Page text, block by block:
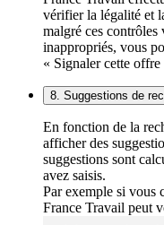
vérifier la légalité et
malgré ces contrôles
inappropriés, vous
« Signaler cette offre
8. Suggestions de
En fonction de la
afficher des
suggestions sont
avez saisis.
Par exemple si vous
France Travail peut